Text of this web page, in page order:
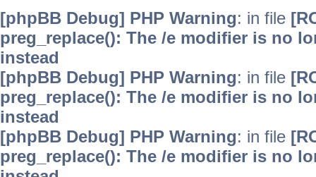
[phpBB Debug] PHP Warning: in file
preg_replace(): The /e modifier is no
instead
[phpBB Debug] PHP Warning: in file
preg_replace(): The /e modifier is no
instead
[phpBB Debug] PHP Warning: in file
preg_replace(): The /e modifier is no